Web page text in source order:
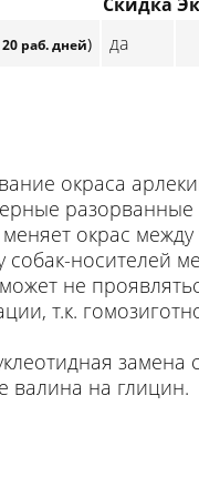
раб. дней) да
окраса
разорванные
окрас
носителей
не
т.к.
замена
валина на глицин.